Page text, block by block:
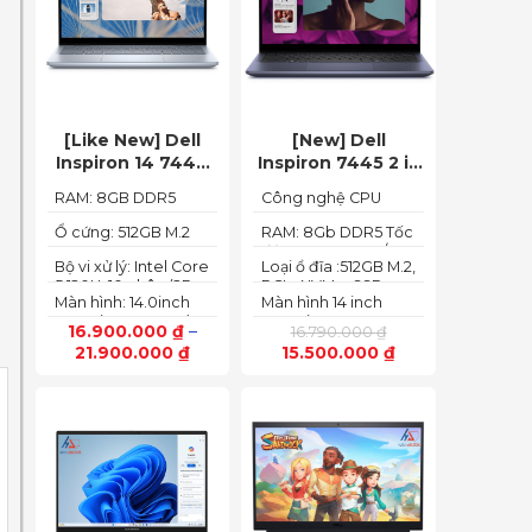
[Like New] Dell
Inspiron 14 7440
120U Ram 8GB
SSD 512GB FHD+
16.900.000 ₫–
21.900.000 ₫
Màn hình: 14.0inch
FHD+ (1920 x 1200)
60Hz,250 nits
Bộ vi xử lý: Intel Core
5 120U, 10 nhân (2P +
8E) / 12 luồng
Ổ cứng: 512GB M.2
RAM: 8GB DDR5
[New] Dell
Inspiron 7445 2 in
8640HS, Ram
8GB,SSD 512GB,
AMD Radeon,14
FHD+ Touch)
16.790.000₫
15.500.000₫
Màn hình 14 inch
FHD+ (1920 x 1200
pixels)
Loại ổ đĩa :512GB M.2,
PCIe NVMe, SSD
RAM: 8Gb DDR5 Tốc
độ BUS :5200MT/s
Công nghệ CPU